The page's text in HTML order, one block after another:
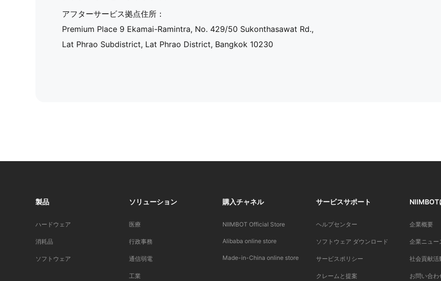
アフターサービス拠点住所：
Premium Place 9 Ekamai-Ramintra, No. 429/50 Sukonthasawat Rd.,
Lat Phrao Subdistrict, Lat Phrao District, Bangkok 10230
製品​
ハードウェア
消耗品
ソフトウェア
ソリューション​
医療​
行政事務​
通信弱電
工業​
購入チャネル
NIIMBOT Official Store
Alibaba online store
Made-in-China online store
サービスサポート
ヘルプセンター
ソフトウェア ダウンロード
サービスポリシー
クレームと提案
NIIMBOT
企業概要
企業ニュー
社会貢献活
お問い合わ